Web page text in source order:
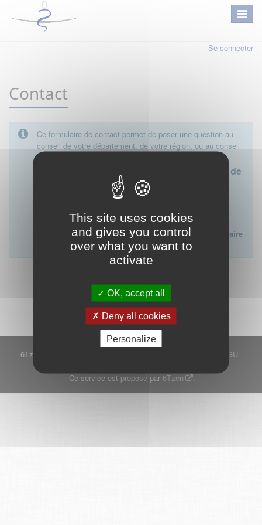
This site uses cookies
and gives you control
over what you want to
activate
OK, accept all
Deny all cookies
Personalize
Se connecter
Contact
Ce formulaire de contact permet de poser une question au
conseil de votre département, de votre région, ou au conseil
national.
Le conseil départemental est l'interlocuteur de
proximité à privilégier.
plainte ou formuler des doléances à l'égard d'un médecin
Lien vers la FAQ du CNOM sur la procédure disciplinaire
FAQ procédure disciplinaire
Démarrer
6Tzen ©2015 - Tous droits réservés
CGU
Ce service est proposé par6Tzen .